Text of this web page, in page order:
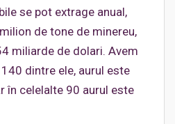
se pot extrage anual,
de tone de minereu,
miliarde de dolari. Avem
dintre ele, aurul este
în celelalte 90 aurul este